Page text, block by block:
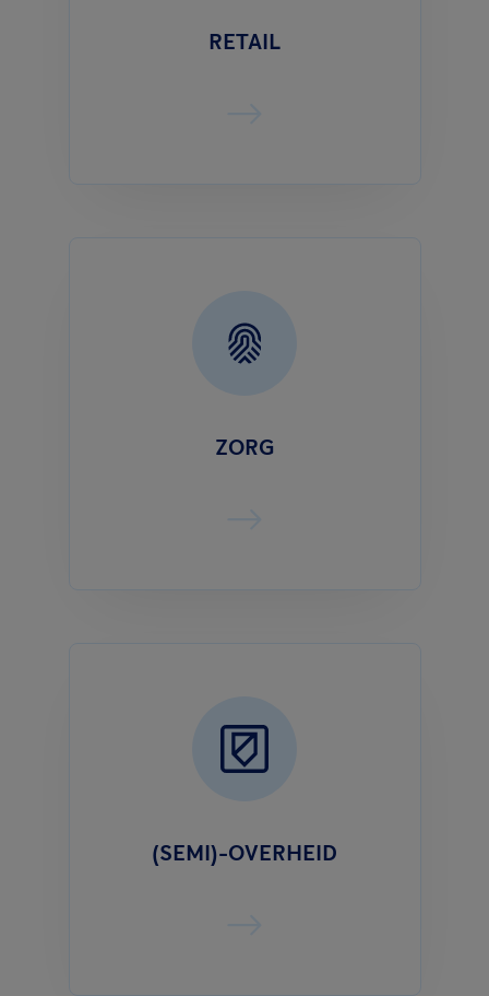
RETAIL
ZORG
(SEMI)-OVERHEID